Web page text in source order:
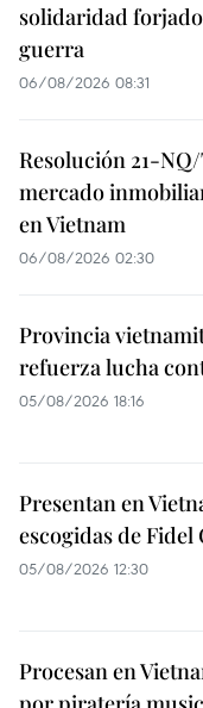
solidaridad
guerra
06/08/2026 08:31
Resolución 21-
mercado
en Vietnam
06/08/2026 02:30
Provincia
refuerza lucha
05/08/2026 18:16
Presentan en
escogidas de Fidel
05/08/2026 12:30
Procesan en